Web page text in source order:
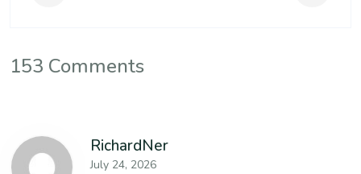
153 Comments
RichardNer
July 24, 2026